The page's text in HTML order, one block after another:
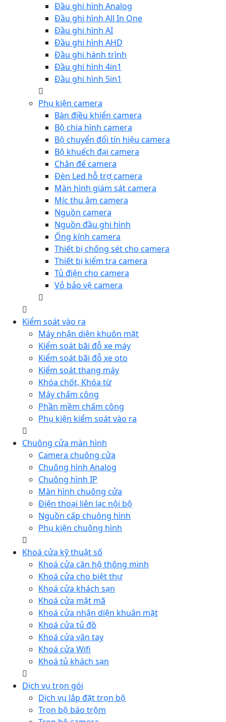
Đầu ghi hình Analog
Đầu ghi hình All In One
Đầu ghi hình AI
Đầu ghi hình AHD
Đầu ghi hành trình
Đầu ghi hình 4in1
Đầu ghi hình 5in1
Phụ kiện camera
Bàn điều khiển camera
Bộ chia hình camera
Bộ chuyển đổi tín hiệu camera
Bộ khuếch đại camera
Chân đế camera
Đèn Led hỗ trợ camera
Màn hình giám sát camera
Míc thu âm camera
Nguồn camera
Nguồn đầu ghi hình
Ống kính camera
Thiết bị chống sét cho camera
Thiết bị kiểm tra camera
Tủ điện cho camera
Vỏ bảo vệ camera
Kiểm soát vào ra
Máy nhận diện khuôn mặt
Kiểm soát bãi đỗ xe máy
Kiểm soát bãi đỗ xe oto
Kiểm soát thang máy
Khóa chốt, Khóa từ
Máy chấm công
Phần mềm chấm công
Phụ kiện kiểm soát vào ra
Chuông cửa màn hình
Camera chuông cửa
Chuông hình Analog
Chuông hình IP
Màn hình chuông cửa
Điện thoại liên lạc nội bộ
Nguồn cấp chuông hình
Phụ kiện chuông hình
Khoá cửa kỹ thuật số
Khoá cửa căn hộ thông minh
Khoá cửa cho biệt thự
Khoá cửa khách sạn
Khoá cửa mật mã
Khoá cửa nhận diện khuân mặt
Khoá cửa tủ đồ
Khoá cửa vân tay
Khoá cửa Wifi
Khoá tủ khách sạn
Dịch vụ trọn gói
Dịch vụ lắp đặt trọn bộ
Trọn bộ báo trộm